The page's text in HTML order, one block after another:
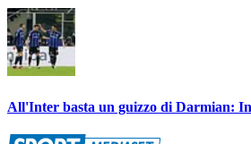
All'Inter basta un guizzo di Darmian: